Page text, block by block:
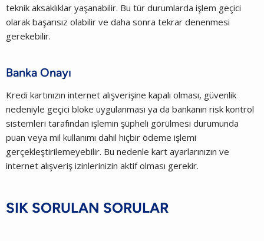
teknik aksaklıklar yaşanabilir. Bu tür durumlarda işlem geçici
olarak başarısız olabilir ve daha sonra tekrar denenmesi
gerekebilir.
Banka Onayı
Kredi kartınızın internet alışverişine kapalı olması, güvenlik
nedeniyle geçici bloke uygulanması ya da bankanın risk kontrol
sistemleri tarafından işlemin şüpheli görülmesi durumunda
puan veya mil kullanımı dahil hiçbir ödeme işlemi
gerçekleştirilemeyebilir. Bu nedenle kart ayarlarınızın ve
internet alışveriş izinlerinizin aktif olması gerekir.
SIK SORULAN SORULAR